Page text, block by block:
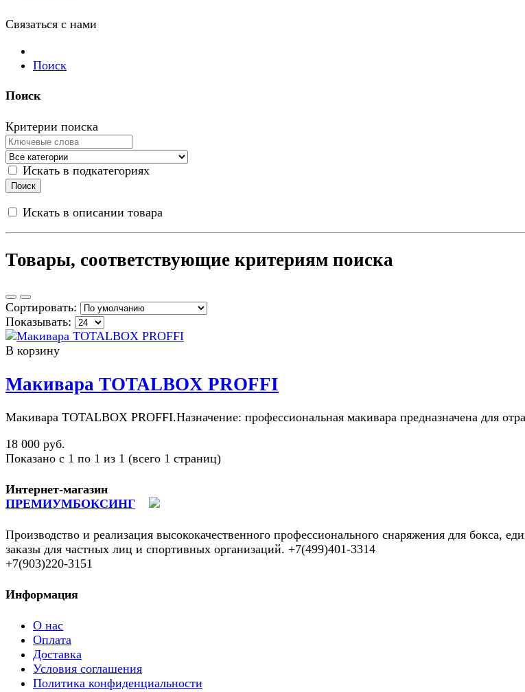
Связаться с нами
Поиск
Поиск
Критерии поиска
Искать в подкатегориях
Искать в описании товара
Товары, соответствующие критериям поиска
Сортировать:
Показывать:
В корзину
Макивара TOTALBOX PROFFI
Макивара TOTALBOX PROFFI.Назначение: профессиональная макивара предназначена для
18 000 руб.
Показано с 1 по 1 из 1 (всего 1 страниц)
Интернет-магазин
ПРЕМИУМБОКСИНГ
Производство и реализация высококачественного профессионального снаряжения для бокса,
заказы для частных лиц и спортивных организаций. +7(499)401-3314
+7(903)220-3151
Информация
О нас
Оплата
Доставка
Условия соглашения
Политика конфиденциальности